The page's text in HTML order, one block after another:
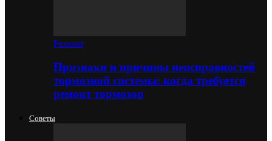
Ремонт
Признаки и причины неисправностей
тормозной системы: когда требуется
ремонт тормозов
Советы